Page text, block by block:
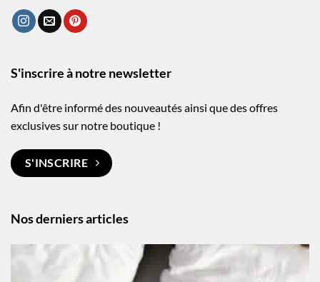
Nos derniers articles
S'inscrire à notre newsletter
Afin d'être informé des nouveautés ainsi que des offres
exclusives sur notre boutique !
S'INSCRIRE